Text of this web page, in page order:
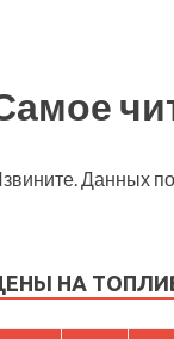
Данных
НА